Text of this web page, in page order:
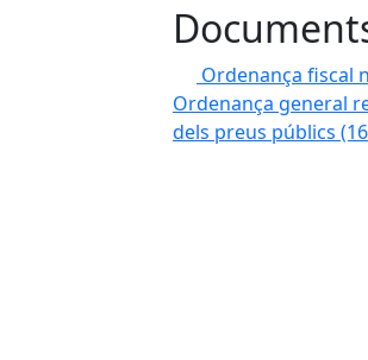
Ordenança fiscal
Ordenança general
dels preus públics